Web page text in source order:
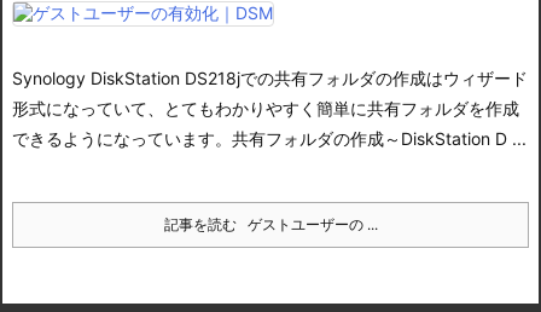
Synology DiskStation DS218jでの共有フォルダの作成はウィザード
形式になっていて、とてもわかりやすく簡単に共有フォルダを作成
できるようになっています。 共有フォルダの作成～DiskStation D ...
記事を読む ゲストユーザーの ...